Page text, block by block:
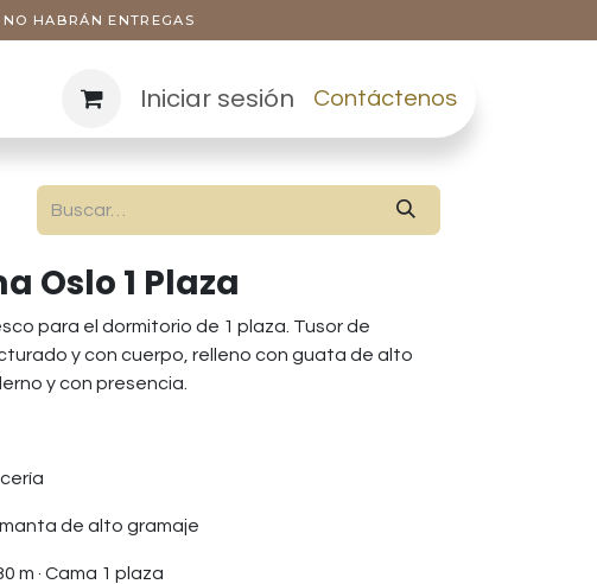
HABRÁN ENTREGAS
Iniciar sesión Contáctenos
Oslo 1 Plaza
para el dormitorio de 1 plaza. Tusor de
y con cuerpo, relleno con guata de alto
y con presencia.
de alto gramaje
m · Cama 1 plaza